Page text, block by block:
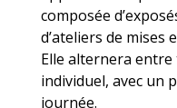
composée
d’ateliers de mises
Elle alternera
individuel, avec un
journée.